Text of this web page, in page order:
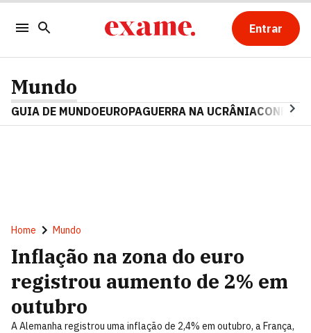
Entrar
Mundo
GUIA DE MUNDOEUROPAGUERRA NA UCRÂNIA
Home Mundo
Inflação na zona do euro
registrou aumento de 2% em
outubro
A Alemanha registrou uma inflação de 2,4% em outubro, a França,